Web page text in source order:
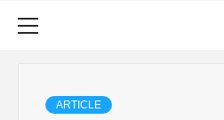
ARTICLE